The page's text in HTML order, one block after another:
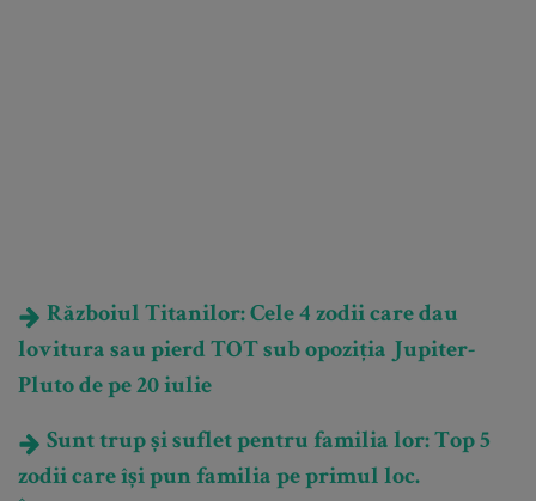
Războiul Titanilor: Cele 4 zodii care dau
lovitura sau pierd TOT sub opoziția Jupiter-
Pluto de pe 20 iulie
Sunt trup și suflet pentru familia lor: Top 5
zodii care își pun familia pe primul loc.